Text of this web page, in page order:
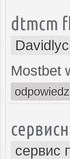
dtmcm
Mostbet
odpowiedz
сервис